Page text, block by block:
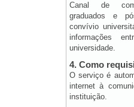
Canal de
graduados e
convívio
informações
universidade.
4. Como
O serviço é
internet à
instituição.